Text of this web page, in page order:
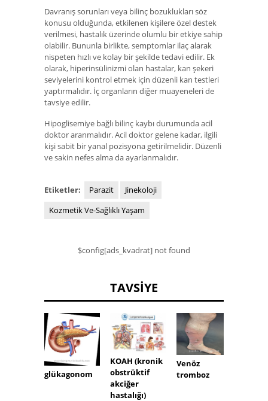
Davranış sorunları veya bilinç bozuklukları söz
konusu olduğunda, etkilenen kişilere özel destek
verilmesi, hastalık üzerinde olumlu bir etkiye sahip
olabilir. Bununla birlikte, semptomlar ilaç alarak
nispeten hızlı ve kolay bir şekilde tedavi edilir. Ek
olarak, hiperinsülinizmi olan hastalar, kan şekeri
seviyelerini kontrol etmek için düzenli kan testleri
yaptırmalıdır. İç organların diğer muayeneleri de
tavsiye edilir.
Hipoglisemiye bağlı bilinç kaybı durumunda acil
doktor aranmalıdır. Acil doktor gelene kadar, ilgili
kişi sabit bir yanal pozisyona getirilmelidir. Düzenli
ve sakin nefes alma da ayarlanmalıdır.
Etiketler: Parazit
Jinekoloji
Kozmetik Ve-Sağlıklı Yaşam
$config[ads_kvadrat] not found
TAVSIYE
glükagonom
KOAH (kronik
obstrüktif
akciğer
hastalığı)
Venöz
tromboz